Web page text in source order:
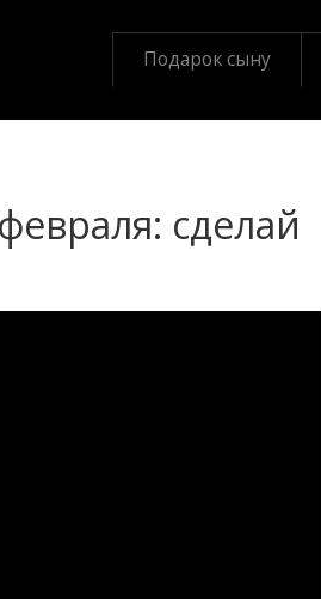
Подарок сыну
сделай